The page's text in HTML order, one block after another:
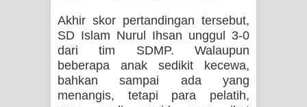
Akhir skor pertandingan tersebut,
SD Islam Nurul Ihsan unggul 3-0
dari tim SDMP. Walaupun
beberapa anak sedikit kecewa,
bahkan sampai ada yang
menangis, tetapi para pelatih,